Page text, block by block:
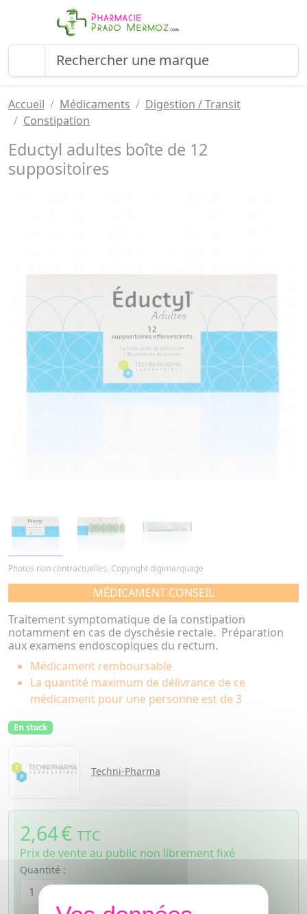
Accueil Médicaments
Digestion / Transit
Constipation
Eductyl adultes boîte de 12
suppositoires
Photos non contractuelles. Copyright digimarquage
MÉDICAMENT CONSEIL
Traitement symptomatique de la constipation
notamment en cas de dyschésie rectale. Préparation
aux examens endoscopiques du rectum.
Médicament remboursable
La quantité maximum de délivrance de ce
médicament pour une personne est de 3
En stock
Techni-Pharma
2,64€ TTC
Prix de vente au public non librement fixé
Quantité :